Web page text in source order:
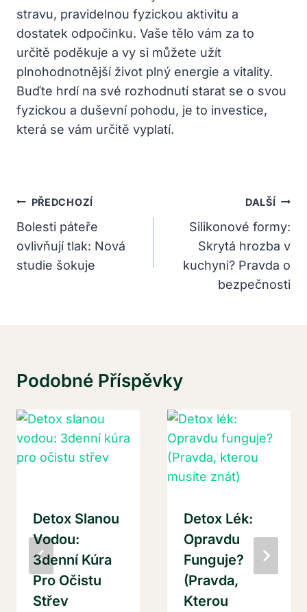
stravu, pravidelnou fyzickou aktivitu a
dostatek odpočinku. Vaše tělo vám za to
určitě poděkuje a vy si můžete užít
plnohodnotnější život plný energie a vitality.
Buďte hrdí na své rozhodnutí starat se o svou
fyzickou a duševní pohodu, je to investice,
která se vám určitě vyplatí.
Navigace
Pro
Příspěvek
PŘEDCHOZÍ
Bolesti páteře
ovlivňují tlak: Nová
studie šokuje
DALŠÍ
Silikonové formy:
Skrytá hrozba v
kuchyni? Pravda o
bezpečnosti
Podobné Příspěvky
Detox Slanou
Vodou:
3denní Kúra
Pro Očistu
Střev
Detox Lék:
Opravdu
Funguje?
(Pravda,
Kterou